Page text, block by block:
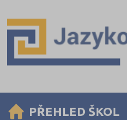
PŘEHLED ŠKOL